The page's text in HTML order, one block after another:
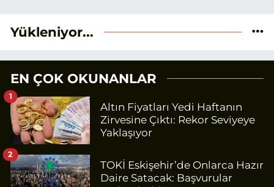
Yükleniyor...
EN ÇOK OKUNANLAR
Altın Fiyatları Yedi Haftanın
Zirvesine Çıktı: Rekor Seviyeye
Yaklaşıyor
1
TOKİ Eskişehir’de Onlarca Hazır
Daire Satacak: Başvurular
2